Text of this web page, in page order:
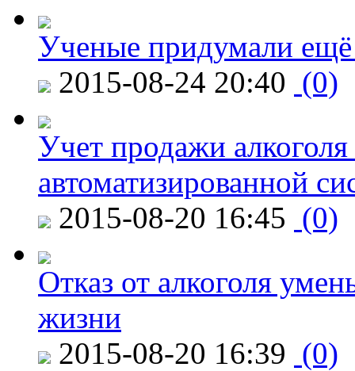
Ученые придумали ещё
2015-08-24 20:40 (0)
Учет продажи
автоматизированной
2015-08-20 16:45 (0)
Отказ от алкоголя
жизни
2015-08-20 16:39 (0)